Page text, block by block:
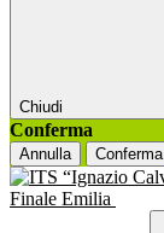
Chiudi
Conferma
Annulla Conferma
Finale Emilia